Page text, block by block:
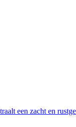
een zacht en